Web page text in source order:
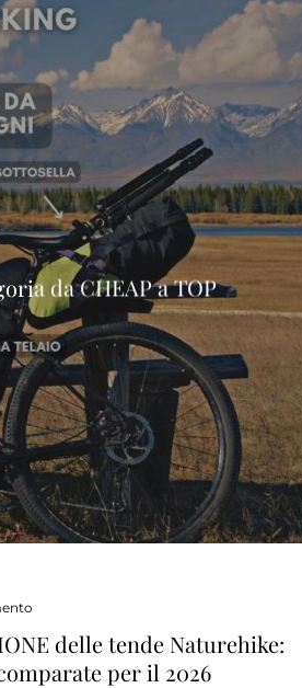
da CHEAP a TOP
delle tende Naturehike:
per il 2026